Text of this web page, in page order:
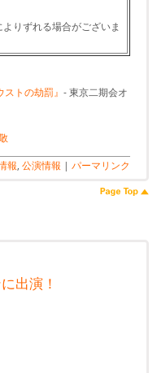
りずれる場合がございま
トの劫罰』 - 東京二期会オ
報, 公演情報 | パーマリンク
出演！